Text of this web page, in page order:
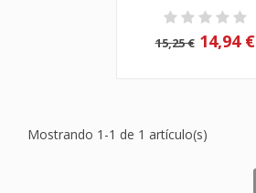
15,25 € 14,94 €
Mostrando 1-1 de 1 artículo(s)